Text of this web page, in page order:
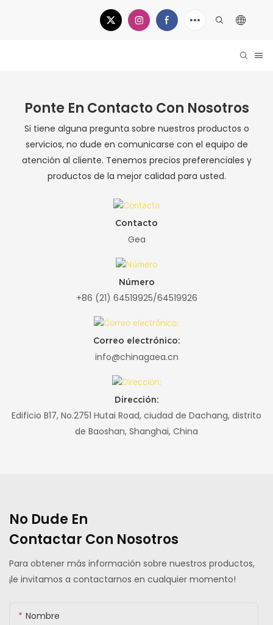
Ponte En Contacto Con Nosotros
Si tiene alguna pregunta sobre nuestros productos o
servicios, no dude en comunicarse con el equipo de
atención al cliente. Tenemos precios preferenciales y
productos de la mejor calidad para usted.
Contacto
Gea
Número
+86 (21) 64519925/64519926
Correo electrónico:
info@chinagaea.cn
Dirección:
Edificio B17, No.2751 Hutai Road, ciudad de Dachang, distrito
de Baoshan, Shanghai, China
No Dude En
Contactar Con Nosotros
Para obtener más información sobre nuestros productos,
¡le invitamos a contactarnos en cualquier momento!
Nombre